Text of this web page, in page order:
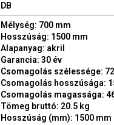
DB
Mélység: 700 mm
Hosszúság: 1500 mm
Alapanyag: akril
Garancia: 30 év
Csomagolás szélessége:
Csomagolás hosszúsága:
Csomagolás magassága:
Tömeg bruttó: 20.5 kg
Hosszúság (mm): 1500 mm